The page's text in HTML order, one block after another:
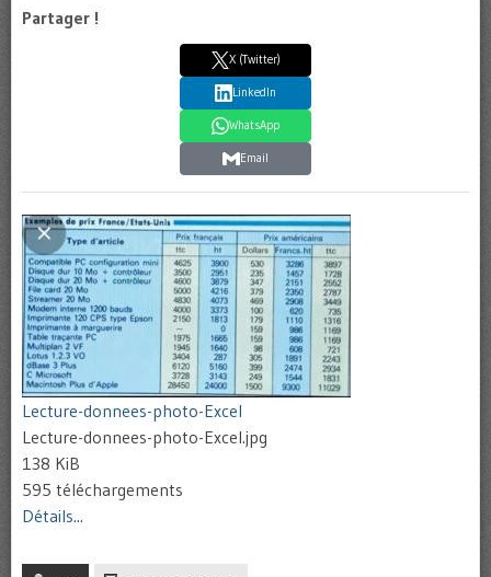
Partager !
X (Twitter)
LinkedIn
WhatsApp
Email
Lecture-donnees-photo-Excel
Lecture-donnees-photo-Excel.jpg
138 KiB
595 téléchargements
Détails...